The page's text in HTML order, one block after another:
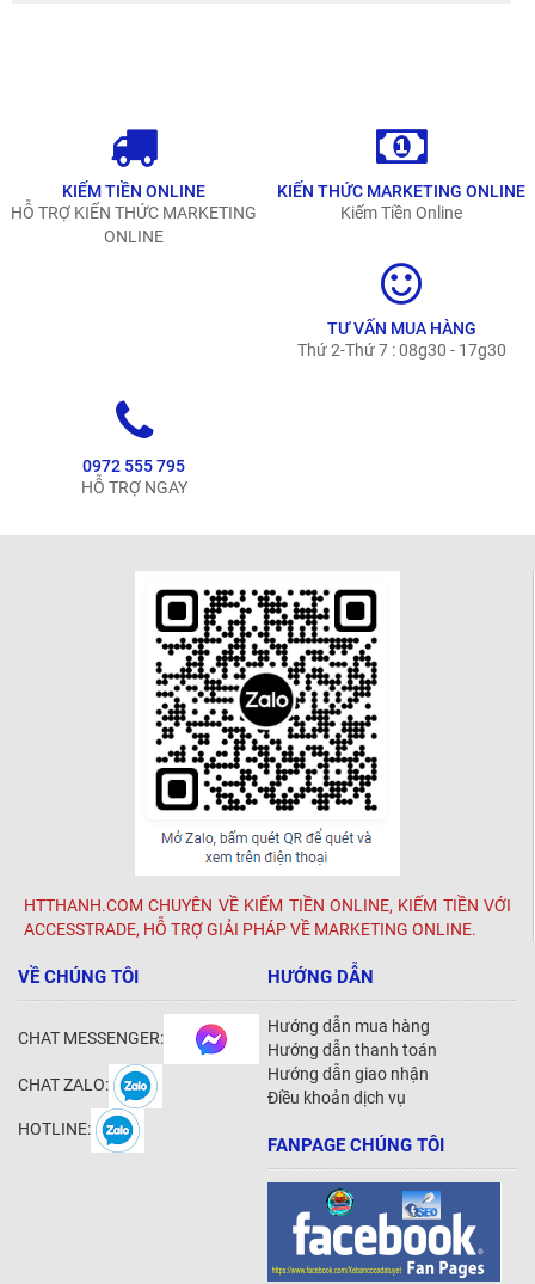
KIẾM TIỀN ONLINE
HỖ TRỢ KIẾN THỨC MARKETING
ONLINE
KIẾN THỨC MARKETING ONLINE
Kiếm Tiền Online
TƯ VẤN MUA HÀNG
Thứ 2-Thứ 7 : 08g30 - 17g30
0972 555 795
HỖ TRỢ NGAY
HTTHANH.COM CHUYÊN VỀ KIẾM TIỀN ONLINE, KIẾM TIỀN VỚI
ACCESSTRADE, HỖ TRỢ GIẢI PHÁP VỀ MARKETING ONLINE.
VỀ CHÚNG TÔI
CHAT MESSENGER:
CHAT ZALO:
HOTLINE:
HƯỚNG DẪN
Hướng dẫn mua hàng
Hướng dẫn thanh toán
Hướng dẫn giao nhận
Điều khoản dịch vụ
FANPAGE CHÚNG TÔI